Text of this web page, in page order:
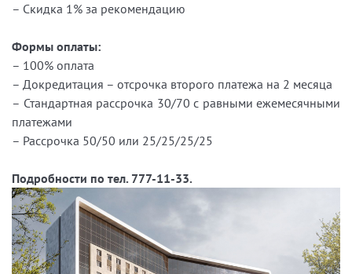
– Скидка 1% за рекомендацию
Формы оплаты:
– 100% оплата
– Докредитация – отсрочка второго платежа на 2 месяца
– Стандартная рассрочка 30/70 с равными ежемесячными
платежами
– Рассрочка 50/50 или 25/25/25/25
Подробности по тел. 777-11-33.